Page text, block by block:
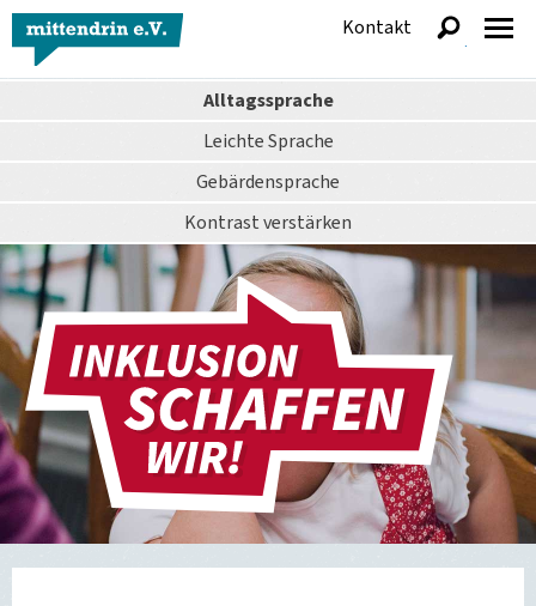
Alltagssprache
Leichte Sprache
Gebärdensprache
Kontrastverstärken
Kontakt
anzeigen